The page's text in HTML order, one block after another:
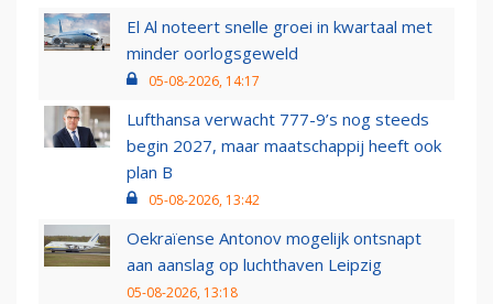
El Al noteert snelle groei in kwartaal met
minder oorlogsgeweld
05-08-2026, 14:17
Lufthansa verwacht 777-9’s nog steeds
begin 2027, maar maatschappij heeft ook
plan B
05-08-2026, 13:42
Oekraïense Antonov mogelijk ontsnapt
aan aanslag op luchthaven Leipzig
05-08-2026, 13:18